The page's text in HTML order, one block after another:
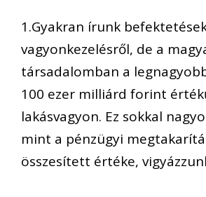
1.Gyakran írunk
vagyonkezelésről, de a
társadalomban a
100 ezer milliárd forint
lakásvagyon. Ez sokkal
mint a pénzügyi
összesített értéke,